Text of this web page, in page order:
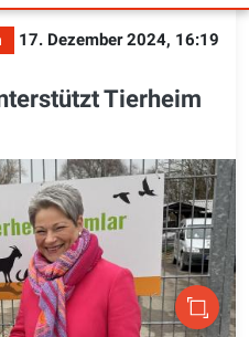
17. Dezember 2024, 16:19
Tierheim